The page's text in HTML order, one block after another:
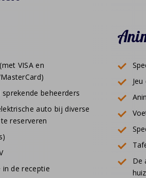
VISA en
sprekende beheerders
auto bij diverse
reserveren
de receptie
De